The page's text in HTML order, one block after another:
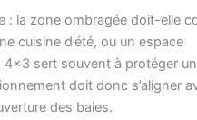
: la zone ombragée doit-elle
cuisine d’été, ou un espace
4×3 sert souvent à protéger
doit donc s’aligner
des baies.